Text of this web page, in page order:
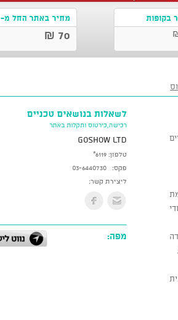
בקופות מחיר באתר החל מ-
70 ₪
לשאלות בנושאים טכניים
רכישה,כירטוס ותקלות באתר
GoShow LTD
טלפון: *6119
פקס:
03-6440730
ליצירת קשר:
מפה: